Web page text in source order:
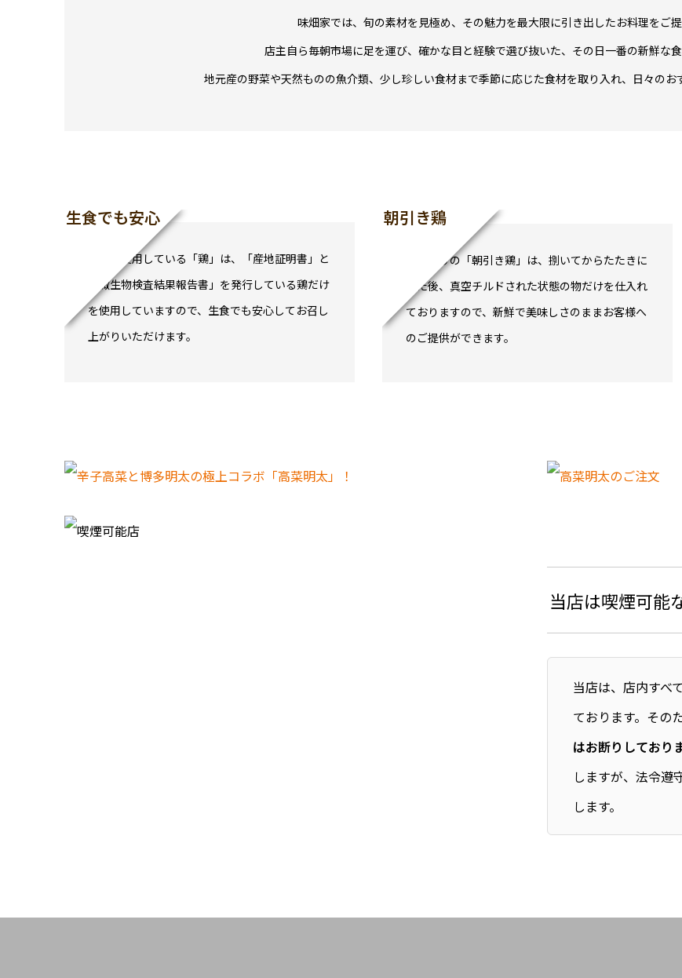
味畑家では、旬の素材を見極め、その魅力を最大限に引き出したお料理をご提
店主自ら毎朝市場に足を運び、確かな目と経験で選び抜いた、その日一番の新鮮な食
地元産の野菜や天然ものの魚介類、少し珍しい食材まで――季節に応じた食材を取り入れ、日々のお
生食でも安心
当店で使用している「鶏」は、「産地証明書」と
「微生物検査結果報告書」を発行している鶏だけ
を使用していますので、生食でも安心してお召し
上がりいただけます。
朝引き鶏
こだわりの「朝引き鶏」は、捌いてからたたきに
した後、真空チルドされた状態の物だけを仕入れ
ておりますので、新鮮で美味しさのままお客様へ
のご提供ができます。
当店は喫煙可能
当店は、店内すべ
ております。そのた
はお断りしておりま
しますが、法令遵
します。